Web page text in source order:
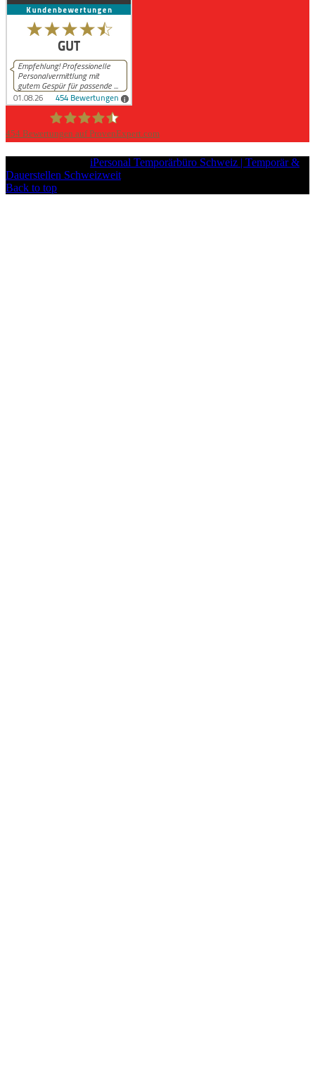
454 Bewertungen auf ProvenExpert.com
iPersonal Temporärbüro Schweiz | Temporär &
Dauerstellen Schweizweit
Back to top